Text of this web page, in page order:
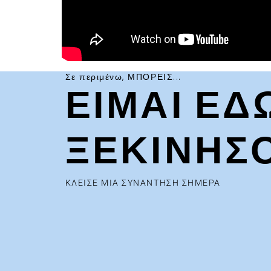
Σε περιμένω, ΜΠΟΡΕΙΣ...
ΕΙΜΑΙ
ΚΛΕΙΣΕ ΜΙΑ ΣΥΝΑΝΤΗΣΗ ΣΗΜΕΡΑ